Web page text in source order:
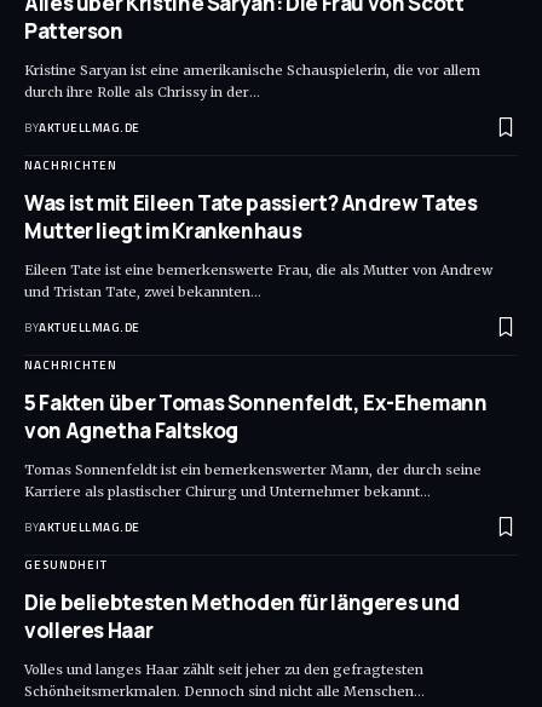
Patterson
Kristine Saryan ist eine amerikanische Schauspielerin, die vor allem
durch ihre Rolle als Chrissy in der…
BYAKTUELLMAG.DE
NACHRICHTEN
Was ist mit Eileen Tate passiert? Andrew Tates
Mutter liegt im Krankenhaus
Eileen Tate ist eine bemerkenswerte Frau, die als Mutter von Andrew
und Tristan Tate, zwei bekannten…
BYAKTUELLMAG.DE
NACHRICHTEN
5 Fakten über Tomas Sonnenfeldt, Ex-Ehemann
von Agnetha Faltskog
Tomas Sonnenfeldt ist ein bemerkenswerter Mann, der durch seine
Karriere als plastischer Chirurg und Unternehmer bekannt…
BYAKTUELLMAG.DE
GESUNDHEIT
Die beliebtesten Methoden für längeres und
volleres Haar
Volles und langes Haar zählt seit jeher zu den gefragtesten
Schönheitsmerkmalen. Dennoch sind nicht alle Menschen…